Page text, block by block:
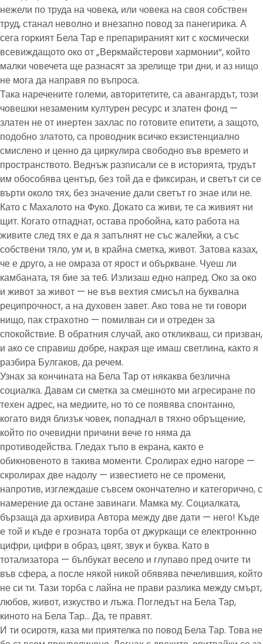
нежели по труда на човека, или човека на своя собствен
труд, станал неволно и внезапно повод за панегирика. А
сега горкият Бела Тар е препарираният кит с космически
всевиждащото око от „Веркмайстерови хармонии“, който
малки човечета ще разнасят за зрелище три дни, и аз нищо
не мога да направя по въпроса.
Така наречените големи, авторитетите, са авангардът, този
човешки незаменим културен ресурс и златен фонд —
златен не от инертен захлас по готовите епитети, а защото,
подобно златото, са проводник всичко екзистенциално
смислено и ценно да циркулира свободно във времето и
пространството. Веднъж разписали се в историята, трудът
им обособява център, без той да е фиксиран, и светът си се
върти около тях, без значение дали светът го знае или не.
Като с Махалото на Фуко. Докато са живи, те са живият ни
щит. Когато отпаднат, остава пробойна, като работа на
живите след тях е да я запълнят не със жалейки, а със
собствени тяло, ум и, в крайна сметка, живот. Затова казах,
че е друго, а не омраза от ярост и объркване. Чуеш ли
камбаната, тя бие за теб. Излизаш едно напред. Око за око
и живот за живот — не във вехтия смисъл на буквална
реципрочност, а на духовен завет. Ако това не ти говори
нищо, пак страхотно — помилван си и отреден за
спокойствие. В обратния случай, ако откликваш, си призван,
и ако се справиш добре, накрая ще имаш светлина, както я
разбира Булгаков, да речем.
Узнах за кончината на Бела Тар от някаква безлична
социалка. Давам си сметка за смешното ми агресиране по
техен адрес, на медиите, но то се появява спонтанно,
когато видя близък човек, попаднал в тяхно обръщение,
който по очевидни причини вече го няма да
противодейства. Гледах тъпо в екрана, както е
обикновеното в такива моменти. Сролирах едно нагоре —
скролирах две надолу — известието не се промени,
напротив, изглеждаше съвсем окончателно и категорично, с
намерение да остане завинаги. Мамка му. Социалката,
бързаща да архивира Автора между две дати — него! Къде
е той и къде е грозната торба от джуркащи се електроннно
цифри, цифри в образ, цвят, звук и буква. Като в
тотализатора — бълбукат весело и глупаво пред очите ти
във сфера, а после някой никой обявява печелившия, който
не си ти. Тази торба с лайна не прави разлика между смърт,
любов, живот, изкуство и лъжа. Погледът на Бела Тар,
киното на Бела Тар… Да, те правят.
И ти осиротя, каза ми приятелка по повод Бела Тар. Това не